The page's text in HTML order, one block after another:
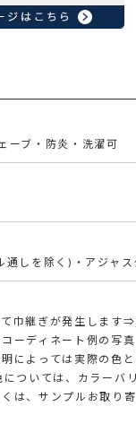
ーブ・防炎・洗濯可
通しを除く)・アジャ
巾継ぎが発生します⇒
ーディネート例の写
によっては実際の色
については、カラーバ
は、サンプルお取り